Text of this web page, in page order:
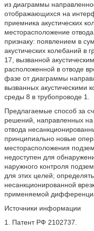
из диаграммы
отображающихся на
приемника акустических
месторасположение
признаку: появлением в
акустических колебаний в
17, вызванной
расположенной в отводе
фазе от диаграммы
вызванных акустическими
среды 8 в трубопроводе 1.
Предлагаемые способ за
решений, направленных
отвода
принципиально новые
месторасположения
недоступен для
наружного контроля
для этих целей;
несанкционированной
применяемой
Источники информации
1. Патент РФ 2102737.